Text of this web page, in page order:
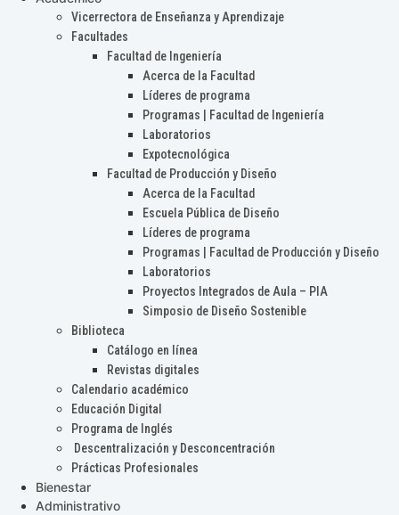
Vicerrectora de Enseñanza y Aprendizaje
Facultades
Facultad de Ingeniería
Acerca de la Facultad
Líderes de programa
Programas | Facultad de Ingeniería
Laboratorios
Expotecnológica
Facultad de Producción y Diseño
Acerca de la Facultad
Escuela Pública de Diseño
Líderes de programa
Programas | Facultad de Producción y Diseño
Laboratorios
Proyectos Integrados de Aula – PIA
Simposio de Diseño Sostenible
Biblioteca
Catálogo en línea
Revistas digitales
Calendario académico
Educación Digital
Programa de Inglés
Descentralización y Desconcentración
Prácticas Profesionales
Bienestar
Administrativo